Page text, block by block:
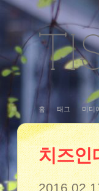
홈 태그 미디
치즈인